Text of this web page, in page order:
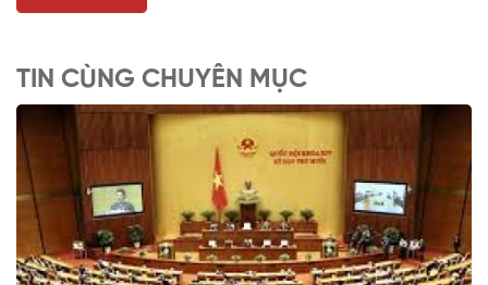
TIN CÙNG CHUYÊN MỤC